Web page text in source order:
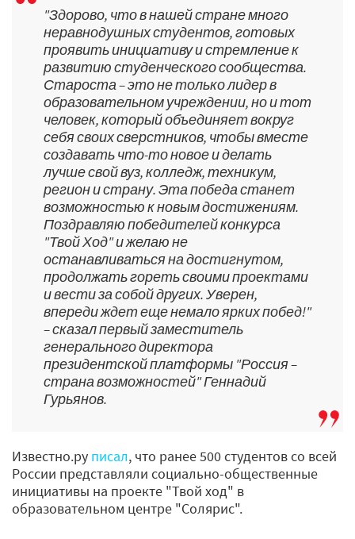
"Здорово, что в нашей стране много
неравнодушных студентов, готовых
проявить инициативу и стремление к
развитию студенческого сообщества.
Староста – это не только лидер в
образовательном учреждении, но и тот
человек, который объединяет вокруг
себя своих сверстников, чтобы вместе
создавать что-то новое и делать
лучше свой вуз, колледж, техникум,
регион и страну. Эта победа станет
возможностью к новым достижениям.
Поздравляю победителей конкурса
"Твой Ход" и желаю не
останавливаться на достигнутом,
продолжать гореть своими проектами
и вести за собой других. Уверен,
впереди ждет еще немало ярких побед!"
– сказал первый заместитель
генерального директора
президентской платформы "Россия –
страна возможностей" Геннадий
Гурьянов.
Известно.ру писал, что ранее 500 студентов со всей
России представляли социально-общественные
инициативы на проекте "Твой ход" в
образовательном центре "Солярис".